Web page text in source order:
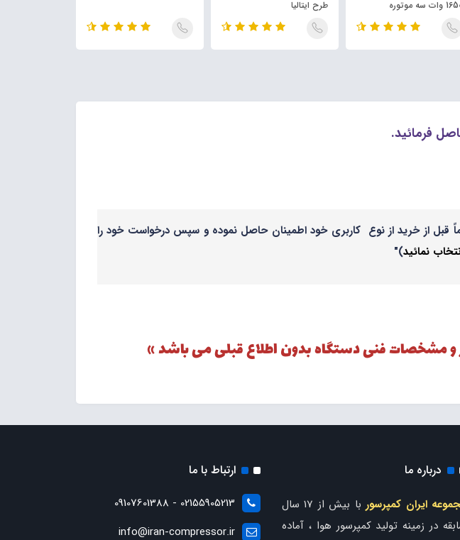
وات سه موتوره
طرح ایتالیا
فرمائید.
قبل از خرید از نوع کاربری خود اطمینان حاصل نموده و سپس درخواست خود را
نمائید)"
و مشخصات فنی دستگاه بدون اطلاع قبلی می باشد »
درباره ما
ایران کمپرسور
با بیش از 17 سال
در زمینه تولید کمپرسور هوا ، آماده
ارتباط با ما
02155905213 - 09107601388
info@iran-compressor.ir